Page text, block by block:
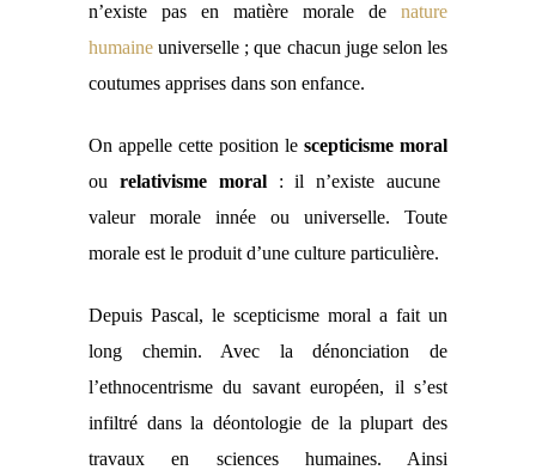
n’existe pas en matière morale de nature
humaine universelle ; que chacun juge selon les
coutumes apprises dans son enfance.
On appelle cette position le scepticisme moral
ou relativisme moral:il n’existe aucune
valeur morale innée ou universelle. Toute
morale est le produit d’une culture particulière.
Depuis Pascal, le scepticisme moral a fait un
long chemin. Avec la dénonciation de
l’ethnocentrisme du savant européen, il s’est
infiltré dans la déontologie de la plupart des
travaux en sciences humaines. Ainsi